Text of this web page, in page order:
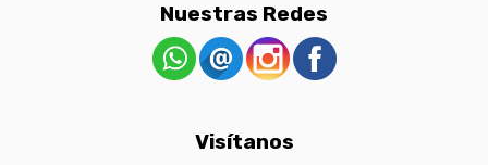
Nuestras Redes
Visítanos